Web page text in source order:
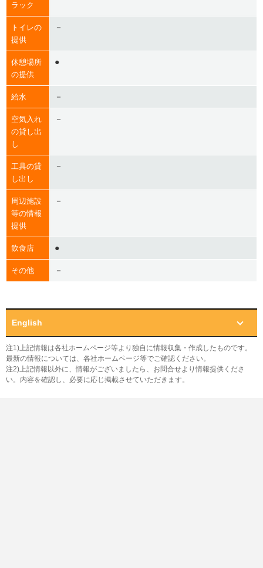
ラック
トイレの
提供
－
休憩場所
の提供
●
給水 －
空気入れ
の貸し出
し
－
工具の貸
し出し
－
周辺施設
等の情報
提供
－
飲食店 ●
その他 －
English
注1)上記情報は各社ホームページ等より独自に情報収集・作成したものです。
最新の情報については、各社ホームページ等でご確認ください。
注2)上記情報以外に、情報がございましたら、お問合せより情報提供くださ
い。内容を確認し、必要に応じ掲載させていただきます。